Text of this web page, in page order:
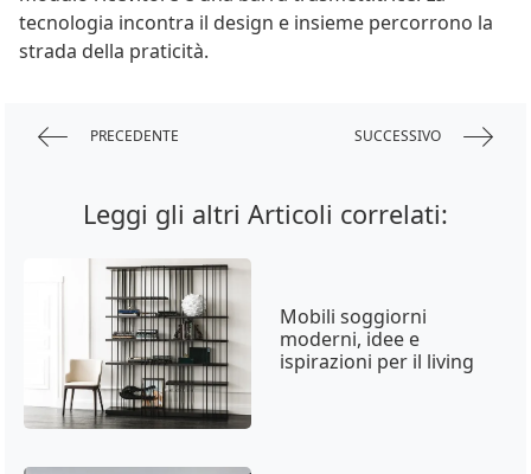
tecnologia incontra il design e insieme percorrono la
strada della praticità.
PRECEDENTE SUCCESSIVO
Leggi gli altri Articoli correlati:
Mobili soggiorni
moderni, idee e
ispirazioni per il living